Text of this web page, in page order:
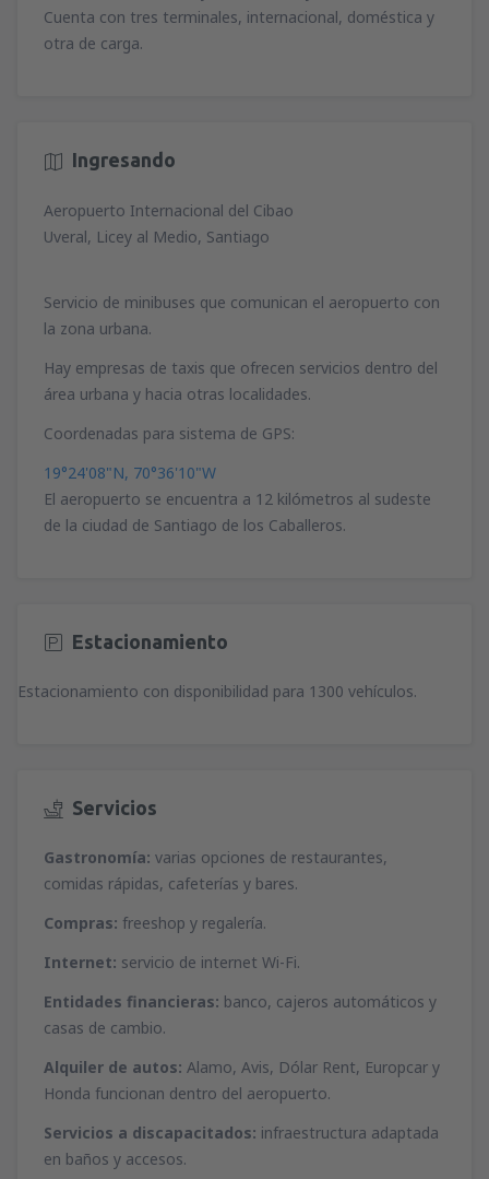
Cuenta con tres terminales, internacional, doméstica y
otra de carga.
Ingresando
Aeropuerto Internacional del Cibao
Uveral, Licey al Medio, Santiago
Servicio de minibuses que comunican el aeropuerto con
la zona urbana.
Hay empresas de taxis que ofrecen servicios dentro del
área urbana y hacia otras localidades.
Coordenadas para sistema de GPS:
19°24'08"N, 70°36'10"W
El aeropuerto se encuentra a 12 kilómetros al sudeste
de la ciudad de Santiago de los Caballeros.
Estacionamiento
Estacionamiento con disponibilidad para 1300 vehículos.
Servicios
Gastronomía: varias opciones de restaurantes,
comidas rápidas, cafeterías y bares.
Compras: freeshop y regalería.
Internet: servicio de internet Wi-Fi.
Entidades financieras: banco, cajeros automáticos y
casas de cambio.
Alquiler de autos: Alamo, Avis, Dólar Rent, Europcar y
Honda funcionan dentro del aeropuerto.
Servicios a discapacitados: infraestructura adaptada
en baños y accesos.